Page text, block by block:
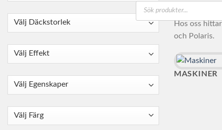
Produktsökning
Hos oss
och Polaris.
MASKINER